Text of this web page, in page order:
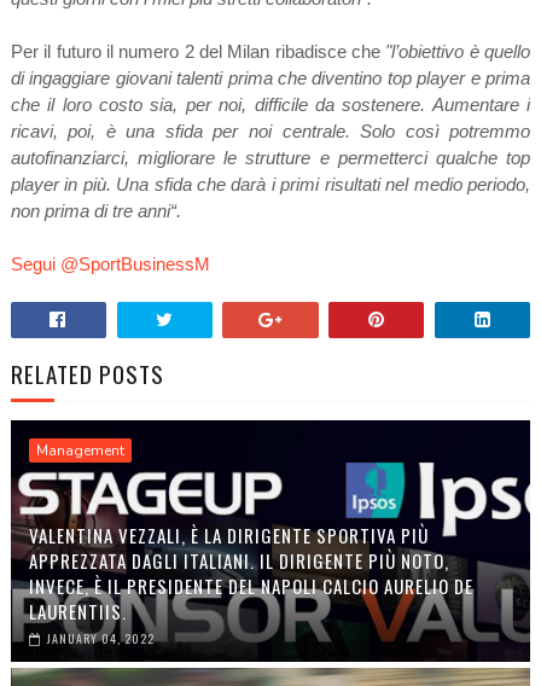
Per il futuro il numero 2 del Milan ribadisce che "l’obiettivo è quello
di ingaggiare giovani talenti prima che diventino top player e prima
che il loro costo sia, per noi, difficile da sostenere. Aumentare i
ricavi, poi, è una sfida per noi centrale. Solo così potremmo
autofinanziarci, migliorare le strutture e permetterci qualche top
player in più. Una sfida che darà i primi risultati nel medio periodo,
non prima di tre anni“.
Segui @SportBusinessM
RELATED POSTS
Management
VALENTINA VEZZALI, È LA DIRIGENTE SPORTIVA PIÙ
APPREZZATA DAGLI ITALIANI. IL DIRIGENTE PIÙ NOTO,
INVECE, È IL PRESIDENTE DEL NAPOLI CALCIO AURELIO DE
LAURENTIIS.
JANUARY 04, 2022